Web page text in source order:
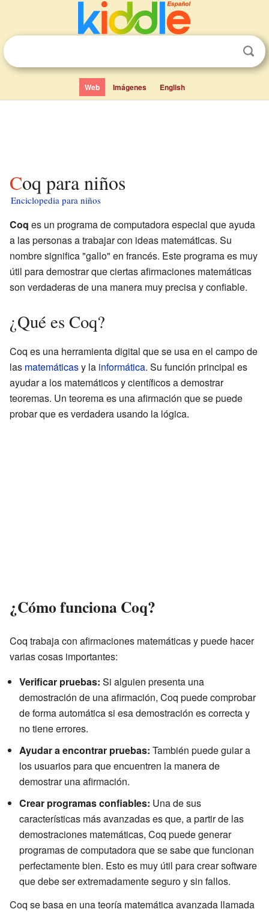
Web Imágenes English
Coq para niños
Enciclopedia para niños
Coq es un programa de computadora especial que ayuda
a las personas a trabajar con ideas matemáticas. Su
nombre significa "gallo" en francés. Este programa es muy
útil para demostrar que ciertas afirmaciones matemáticas
son verdaderas de una manera muy precisa y confiable.
¿Qué es Coq?
Coq es una herramienta digital que se usa en el campo de
las matemáticasy la informática. Su función principal es
ayudar a los matemáticos y científicos a demostrar
teoremas. Un teorema es una afirmación que se puede
probar que es verdadera usando la lógica.
¿Cómo funciona Coq?
Coq trabaja con afirmaciones matemáticas y puede hacer
varias cosas importantes:
Verificar pruebas: Si alguien presenta una
demostración de una afirmación, Coq puede comprobar
de forma automática si esa demostración es correcta y
no tiene errores.
Ayudar a encontrar pruebas: También puede guiar a
los usuarios para que encuentren la manera de
demostrar una afirmación.
Crear programas confiables: Una de sus
características más avanzadas es que, a partir de las
demostraciones matemáticas, Coq puede generar
programas de computadora que se sabe que funcionan
perfectamente bien. Esto es muy útil para crear software
que debe ser extremadamente seguro y sin fallos.
Coq se basa en una teoría matemática avanzada llamada